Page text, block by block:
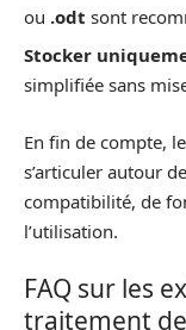
ou .odt sont
Stocker
simplifiée sans
En fin de compte,
s’articuler autour
compatibilité, de
l’utilisation.
FAQ sur les
traitement